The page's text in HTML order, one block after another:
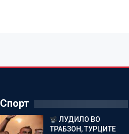
Спорт
ЛУДИЛО ВО
ТРАБЗОН, ТУРЦИТЕ